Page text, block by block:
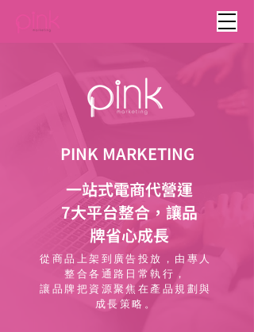
PINK MARKETING
一站式電商代營運
7大平台整合，讓品
牌省心成長
從商品上架到廣告投放，由專人
整合各通路日常執行，
讓品牌把資源聚焦在產品規劃與
成長策略。